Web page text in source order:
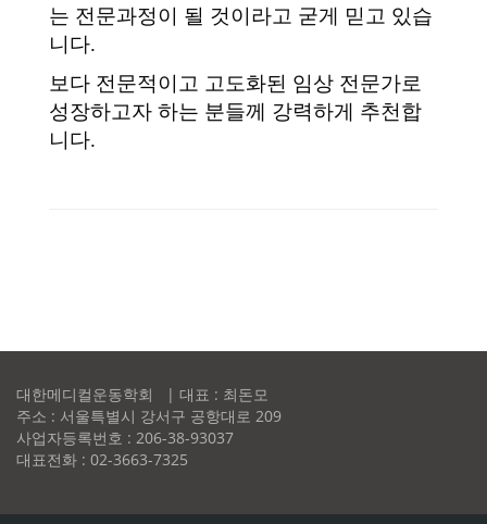
는 전문과정이 될 것이라고 굳게 믿고 있습
니다.
보다 전문적이고 고도화된 임상 전문가로
성장하고자 하는 분들께 강력하게 추천합
니다.
대한메디컬운동학회 | 대표 : 최돈모
주소 : 서울특별시 강서구 공항대로 209
사업자등록번호 : 206-38-93037
대표전화 : 02-3663-7325